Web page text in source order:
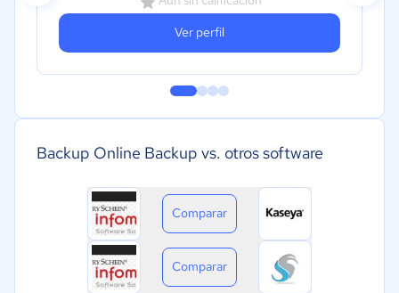
Ver perfil
Backup Online Backup vs. otros software
Comparar
Comparar